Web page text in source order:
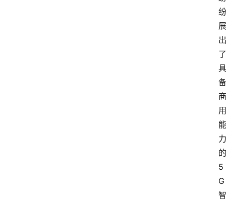
纷
展
出
了
具
备
商
用
能
力
的
5
G
智